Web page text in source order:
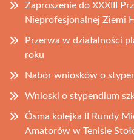
Zaproszenie do XXXIII
Nieprofesjonalnej Ziemi
Przerwa w działalności
roku
Nabór wniosków o
Wnioski o stypendium
Ósma kolejka II Rundy
Amatorów w Tenisie